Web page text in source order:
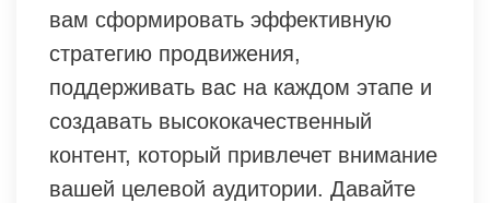
вам сформировать эффективную
стратегию продвижения,
поддерживать вас на каждом этапе и
создавать высококачественный
контент, который привлечет внимание
вашей целевой аудитории. Давайте